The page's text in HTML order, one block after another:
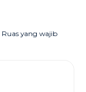
Ruas yang wajib